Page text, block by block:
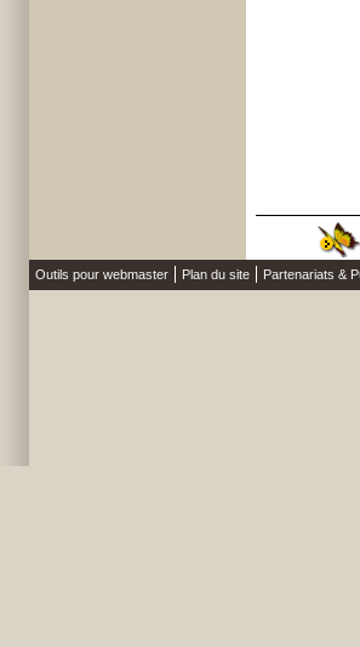
Outils pour webmaster Plan du site Partenariats &